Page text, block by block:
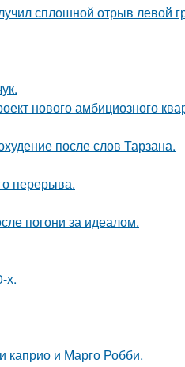
сплошной отрыв левой
нового амбициозного
после слов Тарзана.
перерыва.
погони за идеалом.
х.
каприо и Марго Робби.